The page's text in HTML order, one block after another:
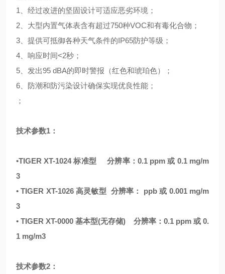
1、经过改进的坚固设计可适应恶劣环境；
2、大型内置气体表含有超过750种VOC和有毒化合物；
3、提供可抵御各种天气条件的IP65防护等级；
4、响应时间<2秒；
5、发出95 dBA的即时警报（红色和琥珀色）；
6、防潮和防污染设计确保实现优良性能；
；
技术参数1 ：
•TIGER XT-1024 标准型 分辨率： 0.1 ppm 或 0.1 mg/m
3
• TIGER XT-1026 高灵敏型 分辨率：
ppb 或 0.001 mg/m
3
• TIGER XT-0000 基本型(无存储)
分辨率： 0.1 ppm 或 0.
1 mg/m3
技术参数2 ：